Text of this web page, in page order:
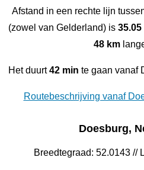
Afstand in een rechte lijn
(zowel van Gelderland) is 35.05
48 km
Het duurt42 min te gaan vanaf
Routebeschrijving vanaf
Doesburg,
Breedtegraad: 52.0143 //